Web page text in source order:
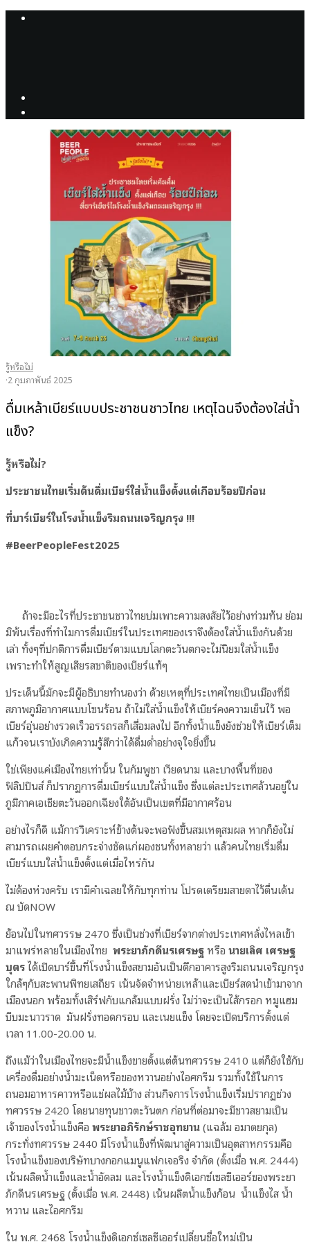
รู้หรือไม่
·2 กุมภาพันธ์ 2025
ดื่มเหล้าเบียร์แบบประชาชนชาวไทย เหตุไฉนจึงต้องใส่น้ำ
แข็ง?
รู้หรือไม่?
ประชาชนไทยเริ่มต้นดื่มเบียร์ใส่น้ำแข็งตั้งแต่เกือบร้อยปีก่อน
ที่บาร์เบียร์ในโรงน้ำแข็งริมถนนเจริญกรุง !!!
#BeerPeopleFest2025
ถ้าจะมีอะไรที่ประชาชนชาวไทยบ่มเพาะความสงสัยไว้อย่างท่วมท้น ย่อม
มิพ้นเรื่องที่ทำไมการดื่มเบียร์ในประเทศของเราจึงต้องใส่น้ำแข็งกันด้วย
เล่า ทั้งๆที่ปกติการดื่มเบียร์ตามแบบโลกตะวันตกจะไม่นิยมใส่น้ำแข็ง
เพราะทำให้สูญเสียรสชาติของเบียร์แท้ๆ
ประเด็นนี้มักจะมีผู้อธิบายทำนองว่า ด้วยเหตุที่ประเทศไทยเป็นเมืองที่มี
สภาพภูมิอากาศแบบโซนร้อน ถ้าไม่ใส่น้ำแข็งให้เบียร์คงความเย็นไว้ พอ
เบียร์อุ่นอย่างรวดเร็วอรรถรสก็เสื่อมลงไป อีกทั้งน้ำแข็งยังช่วยให้เบียร์เต็ม
แก้วจนเราบังเกิดความรู้สึกว่าได้ดื่มด่ำอย่างจุใจยิ่งขึ้น
ใช่เพียงแค่เมืองไทยเท่านั้น ในกัมพูชา เวียดนาม และบางพื้นที่ของ
ฟิลิปปินส์ ก็ปรากฏการดื่มเบียร์แบบใส่น้ำแข็ง ซึ่งแต่ละประเทศล้วนอยู่ใน
ภูมิภาคเอเชียตะวันออกเฉียงใต้อันเป็นเขตที่มีอากาศร้อน
อย่างไรก็ดี แม้การวิเคราะห์ข้างต้นจะพอฟังขึ้นสมเหตุสมผล หากก็ยังไม่
สามารถเผยคำตอบกระจ่างชัดแก่ผองชนทั้งหลายว่า แล้วคนไทยเริ่มดื่ม
เบียร์แบบใส่น้ำแข็งตั้งแต่เมื่อไหร่กัน
ไม่ต้องห่วงครับ เรามีคำเฉลยให้กับทุกท่าน โปรดเตรียมสายตาไว้ตื่นเต้น
ณ บัดNOW
ย้อนไปในทศวรรษ 2470 ซึ่งเป็นช่วงที่เบียร์จากต่างประเทศหลั่งไหลเข้า
มาแพร่หลายในเมืองไทย พระยาภักดีนรเศรษฐหรือ นายเลิศ เศรษฐ
บุตรได้เปิดบาร์ขึ้นที่โรงน้ำแข็งสยามอันเป็นตึกอาคารสูงริมถนนเจริญกรุง
ใกล้ๆกับสะพานพิทยเสถียร เน้นจัดจำหน่ายเหล้าและเบียร์สดนำเข้ามาจาก
เมืองนอก พร้อมทั้งเสิร์ฟกับแกล้มแบบฝรั่ง ไม่ว่าจะเป็นไส้กรอก หมูแฮม
บีบมะนาวราด มันฝรั่งทอดกรอบ และเนยแข็ง โดยจะเปิดบริการตั้งแต่
เวลา 11.00-20.00 น.
ถึงแม้ว่าในเมืองไทยจะมีน้ำแข็งขายตั้งแต่ต้นทศวรรษ 2410 แต่ก็ยังใช้กับ
เครื่องดื่มอย่างน้ำมะเน็ดหรือของหวานอย่างไอศกรีม รวมทั้งใช้ในการ
ถนอมอาหารคาวหรือแช่ผลไม้บ้าง ส่วนกิจการโรงน้ำแข็งเริ่มปรากฏช่วง
ทศวรรษ 2420 โดยนายทุนชาวตะวันตก ก่อนที่ต่อมาจะมีชาวสยามเป็น
เจ้าของโรงน้ำแข็งคือ พระยาอภิรักษ์ราชอุทยาน(แฉล้ม อมาตยกุล)
กระทั่งทศวรรษ 2440 มีโรงน้ำแข็งที่พัฒนาสู่ความเป็นอุตสาหกรรมคือ
โรงน้ำแข็งของบริษัทบางกอกแมนูแฟกเจอริง จำกัด (ตั้งเมื่อ พ.ศ. 2444)
เน้นผลิตน้ำแข็งและน้ำอัดลม และโรงน้ำแข็งดิเอกซ์เซลซีเออร์ของพระยา
ภักดีนรเศรษฐ (ตั้งเมื่อ พ.ศ. 2448) เน้นผลิตน้ำแข็งก้อน น้ำแข็งไส น้ำ
หวาน และไอศกรีม
ใน พ.ศ. 2468 โรงน้ำแข็งดิเอกซ์เซลซีเออร์เปลี่ยนชื่อใหม่เป็น